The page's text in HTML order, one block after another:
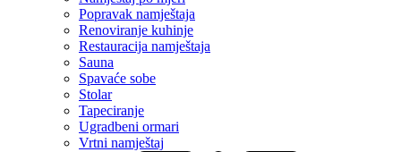
Popravak namještaja
Renoviranje kuhinje
Restauracija namještaja
Sauna
Spavaće sobe
Stolar
Tapeciranje
Ugradbeni ormari
Vrtni namještaj